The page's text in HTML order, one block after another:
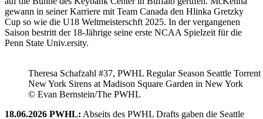
gewann in seiner Karriere mit Team Canada den Hlinka Gretzky
Cup so wie die U18 Weltmeisterschft 2025. In der vergangenen
Saison bestritt der 18-Jährige seine erste NCAA Spielzeit für die
Penn State Univ.ersity.
Theresa Schafzahl #37, PWHL Regular Season Seattle Torrent
New York Sirens at Madison Square Garden in New York
© Evan Bernstein/The PWHL
18.06.2026 PWHL: Abseits des PWHL Drafts gaben die Seattle